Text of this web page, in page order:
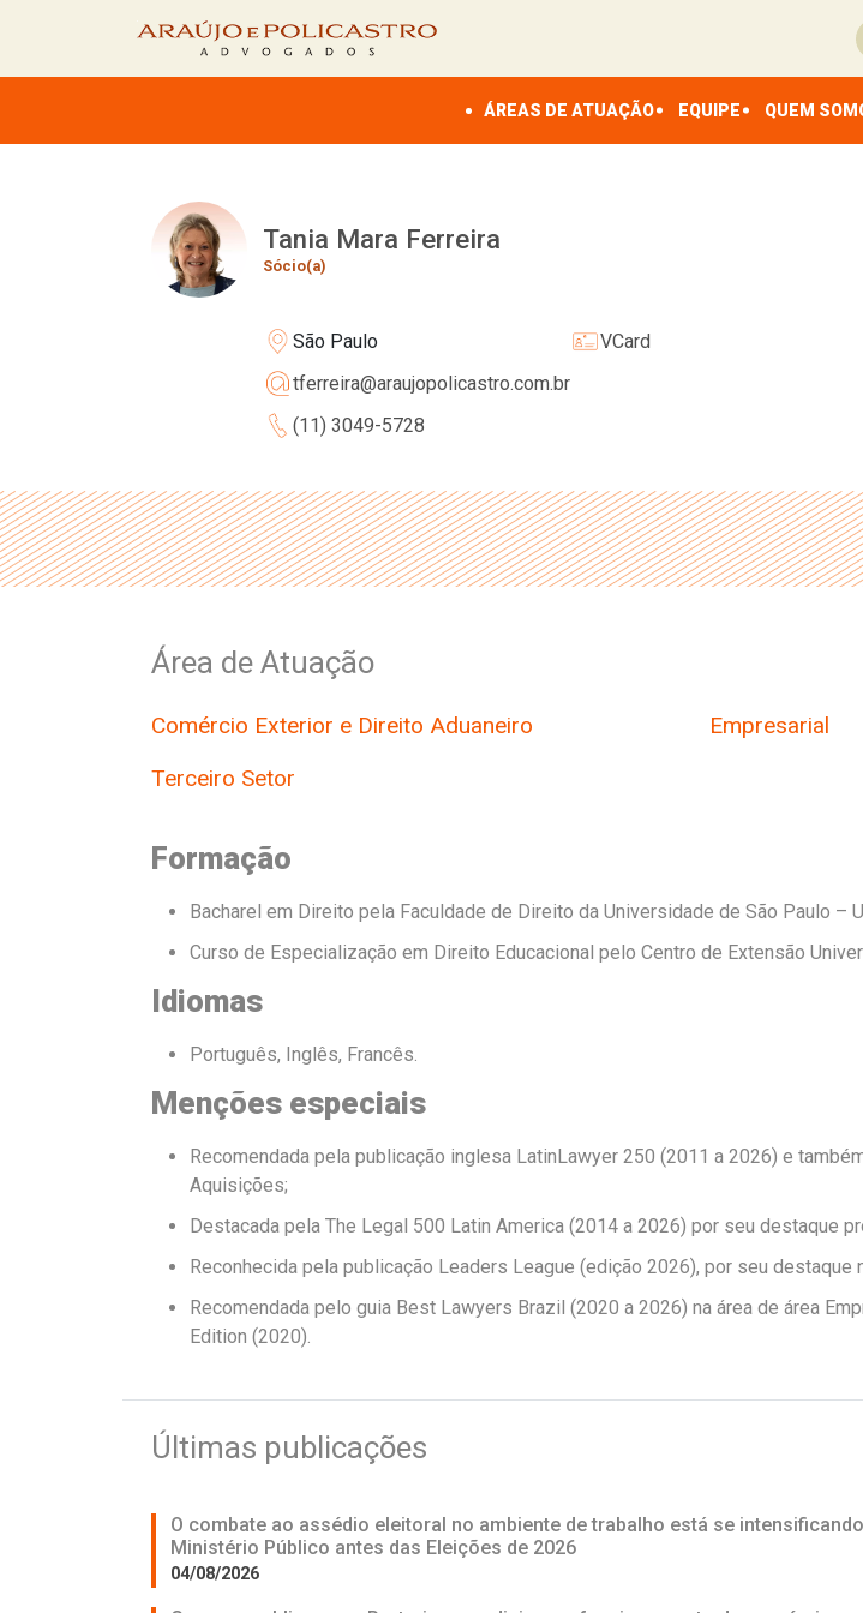
ÁREAS DE ATUAÇÃO EQUIPE QUEM
Tania Mara Ferreira
Sócio(a)
São Paulo
tferreira@araujopolicastro.com.br
(11) 3049-5728
VCard
Área de Atuação
Comércio Exterior e Direito Aduaneiro
Empresarial
Terceiro Setor
Formação
Bacharel em Direito pela Faculdade de Direito da Universidade de São Paulo –
Curso de Especialização em Direito Educacional pelo Centro de Extensão
Idiomas
Português, Inglês, Francês.
Menções especiais
Recomendada pela publicação inglesa LatinLawyer 250 (2011 a 2026) e
Aquisições;
Destacada pela The Legal 500 Latin America (2014 a 2026) por seu destaque
Reconhecida pela publicação Leaders League (edição 2026), por seu destaque
Recomendada pelo guia Best Lawyers Brazil (2020 a 2026) na área de área
Edition (2020).
Últimas publicações
O combate ao assédio eleitoral no ambiente de trabalho está se
Ministério Público antes das Eleições de 2026
04/08/2026